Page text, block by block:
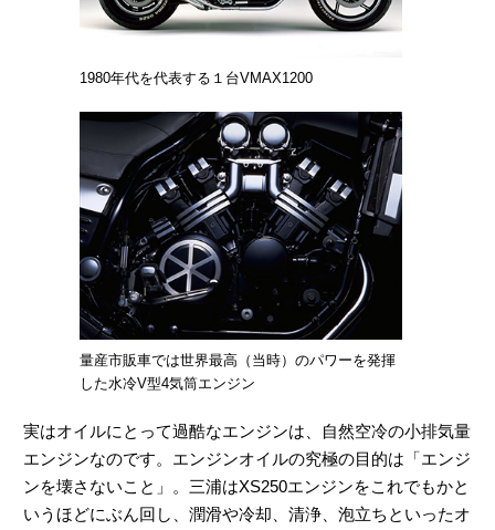
1980年代を代表する１台VMAX1200
量産市販車では世界最高（当時）のパワーを発揮
した水冷V型4気筒エンジン
実はオイルにとって過酷なエンジンは、自然空冷の小排気量
エンジンなのです。エンジンオイルの究極の目的は「エンジ
ンを壊さないこと」。三浦はXS250エンジンをこれでもかと
いうほどにぶん回し、潤滑や冷却、清浄、泡立ちといったオ